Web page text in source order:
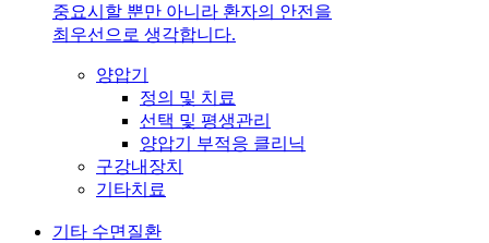
중요시할 뿐만 아니라 환자의 안전을
최우선으로 생각합니다.
양압기
정의 및 치료
선택 및 평생관리
양압기 부적응 클리닉
구강내장치
기타치료
기타 수면질환